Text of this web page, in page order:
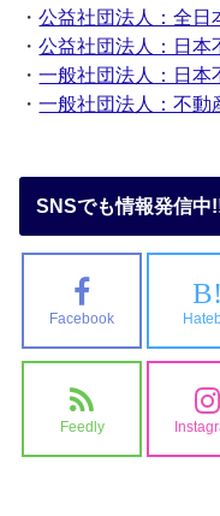
・公益社団法人：全日
・公益社団法人：日本
・一般社団法人：日本
・一般社団法人：不動
SNSでも情報発信中
Facebook
B!
Feedly